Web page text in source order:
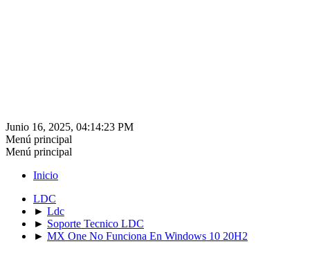
Junio 16, 2025, 04:14:23 PM
Menú principal
Menú principal
Inicio
LDC
► Ldc
► Soporte Tecnico LDC
► MX One No Funciona En Windows 10 20H2